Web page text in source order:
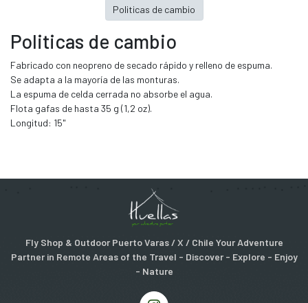
Politicas de cambio
Fabricado con neopreno de secado rápido y relleno de espuma.
Se adapta a la mayoría de las monturas.
La espuma de celda cerrada no absorbe el agua.
Flota gafas de hasta 35 g (1,2 oz).
Longitud: 15"
Politicas de cambio
Fly Shop & Outdoor Puerto Varas / X / Chile Your Adventure
Partner in Remote Areas of the Travel - Discover - Explore - Enjoy
- Nature